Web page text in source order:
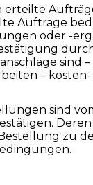
erteilte
Aufträge
oder -
sind
–
sind
zu